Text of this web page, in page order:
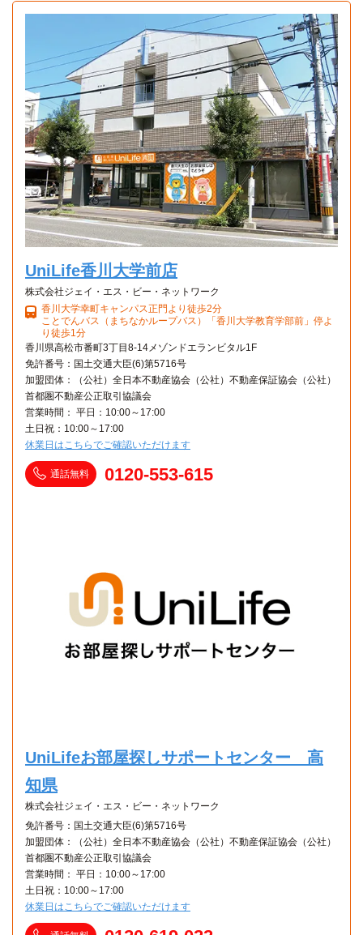
A
1K 27.83㎡〜27.83㎡
UniLife香川大学前店
株式会社ジェイ・エス・ビー・ネットワーク
香川大学幸町キャンパス正門より徒歩2分
ことでんバス（まちなかループバス）「香川大学教育学部前」停よ
り徒歩1分
香川県高松市番町3丁目8-14メゾンドエランビタル1F
免許番号：国土交通大臣(6)第5716号
加盟団体：（公社）全日本不動産協会（公社）不動産保証協会（公社）
首都圏不動産公正取引協議会
営業時間： 平日：10:00～17:00
土日祝：10:00～17:00
休業日はこちらでご確認いただけます
通話無料 0120-553-615
UniLifeお部屋探しサポートセンター 高
知県
株式会社ジェイ・エス・ビー・ネットワーク
免許番号：国土交通大臣(6)第5716号
加盟団体：（公社）全日本不動産協会（公社）不動産保証協会（公社）
首都圏不動産公正取引協議会
営業時間： 平日：10:00～17:00
土日祝：10:00～17:00
休業日はこちらでご確認いただけます